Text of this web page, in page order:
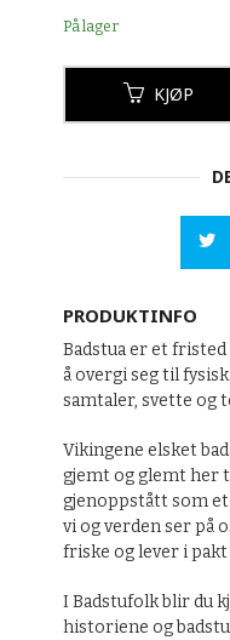
På lager
KJØP
PRODUKTINFO
Badstua er et
å overgi seg til
samtaler, svette og
Vikingene elsket
gjemt og glemt her
gjenoppstått som et
vi og verden ser på
friske og lever i
I Badstufolk blir du
historiene og